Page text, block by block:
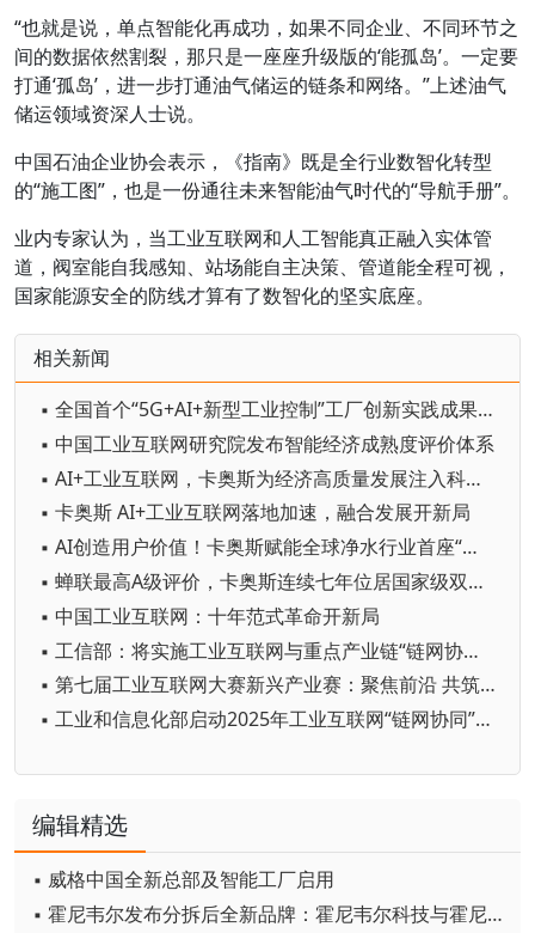
“也就是说，单点智能化再成功，如果不同企业、不同环节之
间的数据依然割裂，那只是一座座升级版的‘能孤岛’。一定要
打通‘孤岛’，进一步打通油气储运的链条和网络。”上述油气
储运领域资深人士说。
中国石油企业协会表示，《指南》既是全行业数智化转型
的“施工图”，也是一份通往未来智能油气时代的“导航手册”。
业内专家认为，当工业互联网和人工智能真正融入实体管
道，阀室能自我感知、站场能自主决策、管道能全程可视，
国家能源安全的防线才算有了数智化的坚实底座。
相关新闻
▪ 全国首个“5G+AI+新型工业控制”工厂创新实践成果发布
▪ 中国工业互联网研究院发布智能经济成熟度评价体系
▪ AI+工业互联网，卡奥斯为经济高质量发展注入科技动能
▪ 卡奥斯 AI+工业互联网落地加速，融合发展开新局
▪ AI创造用户价值！卡奥斯赋能全球净水行业首座“灯塔”
▪ 蝉联最高A级评价，卡奥斯连续七年位居国家级双跨平台首位
▪ 中国工业互联网：十年范式革命开新局
▪ 工信部：将实施工业互联网与重点产业链“链网协同”行动
▪ 第七届工业互联网大赛新兴产业赛：聚焦前沿 共筑未来创新生态
▪ 工业和信息化部启动2025年工业互联网“链网协同”典型案例征集工作
编辑精选
▪ 威格中国全新总部及智能工厂启用
▪ 霍尼韦尔发布分拆后全新品牌：霍尼韦尔科技与霍尼韦尔航空航天